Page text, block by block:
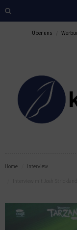
Über uns
Home Interview